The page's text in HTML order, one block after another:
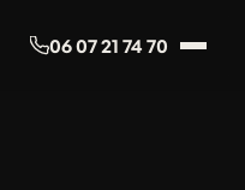
06 07 21 74 70